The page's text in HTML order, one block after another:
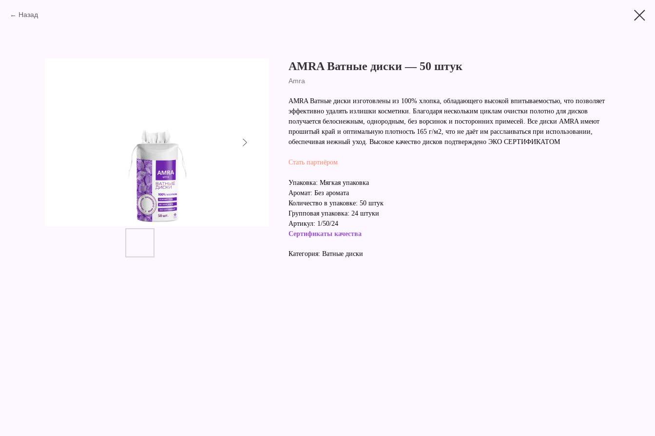
Назад
AMRA Ватные диски — 50 штук
Amra
AMRA Ватные диски изготовлены из 100% хлопка, обладающего высокой впитываемостью, что позволяет
эффективно удалять излишки косметики. Благодаря нескольким циклам очистки полотно для дисков
получается белоснежным, однородным, без ворсинок и посторонних примесей. Все диски AMRA имеют
прошитый край и оптимальную плотность 165 г/м2, что не даёт им расслаиваться при использовании,
обеспечивая нежный уход. Высокое качество дисков подтверждено ЭКО СЕРТИФИКАТОМ
Стать партнёром
Упаковка: Мягкая упаковка
Аромат: Без аромата
Количество в упаковке: 50 штук
Групповая упаковка: 24 штуки
Артикул: 1/50/24
Сертификаты качества
Категория: Ватные диски